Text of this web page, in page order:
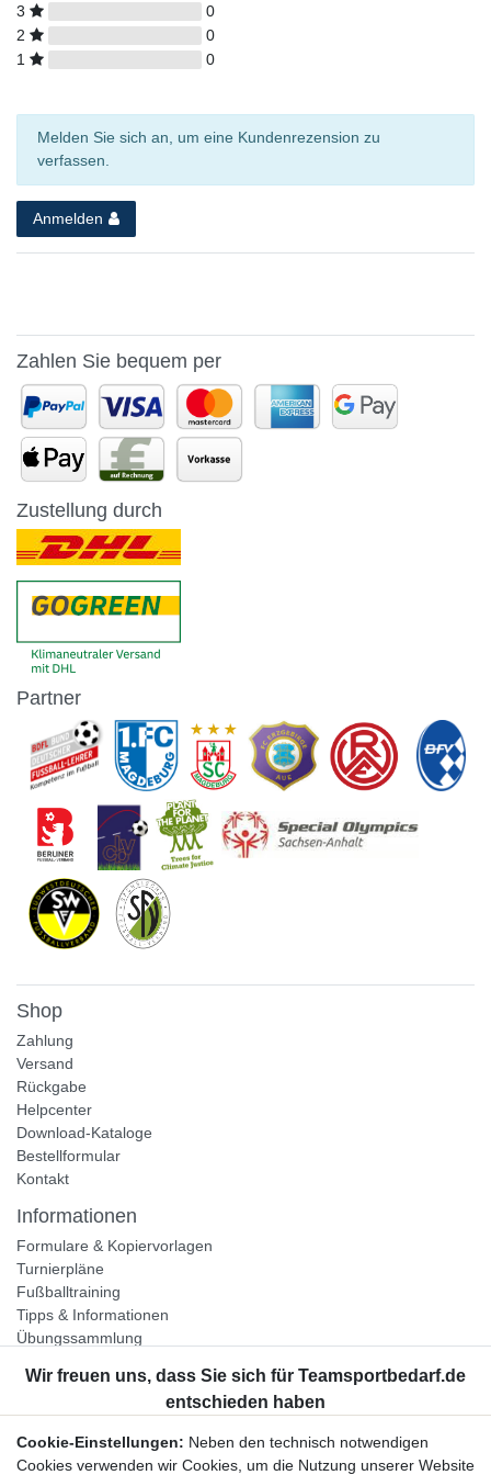
3
0
2
0
1
0
Melden Sie sich an, um eine Kundenrezension zu
verfassen.
Anmelden
Zahlen Sie bequem per
Zustellung durch
Partner
Shop
Zahlung
Versand
Rückgabe
Helpcenter
Download-Kataloge
Bestellformular
Kontakt
Informationen
Formulare & Kopiervorlagen
Turnierpläne
Fußballtraining
Tipps & Informationen
Übungssammlung
Unternehmen
Widerrufsrecht
Cookie-Einstellungen: Neben den technisch notwendigen
Cookies verwenden wir Cookies, um die Nutzung unserer Website